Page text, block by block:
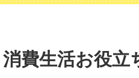
消費生活お役立